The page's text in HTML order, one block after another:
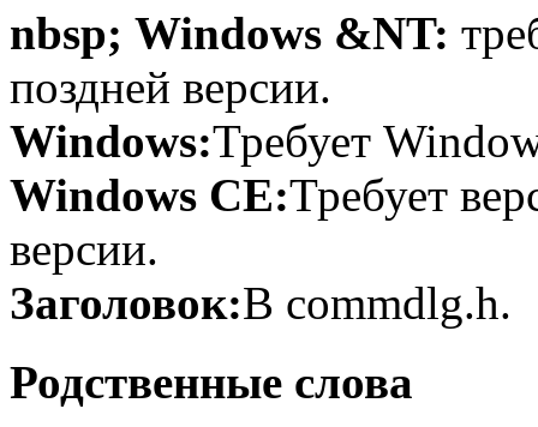
nbsp; Windows &NT:
поздней версии.
Windows:Требует
Windows CE:Требует
версии.
Заголовок:В commdlg.h.
Родственные слова